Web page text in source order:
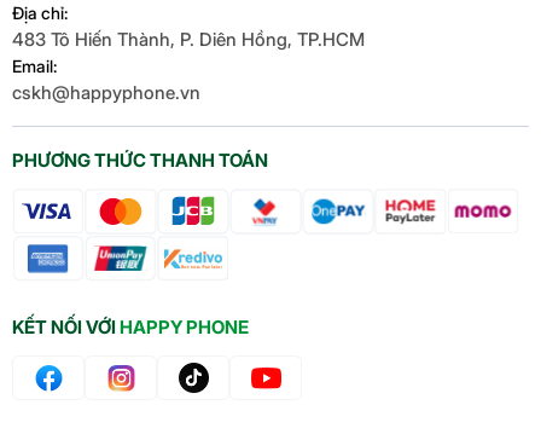
PHƯƠNG THỨC THANH TOÁN
KẾT NỐI VỚIHAPPY PHONE
Địa chỉ:
483 Tô Hiến Thành, P. Diên Hồng, TP.HCM
Email:
cskh@happyphone.vn